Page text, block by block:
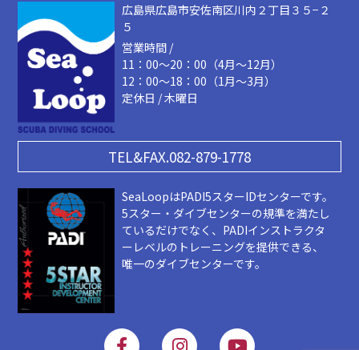
広島県広島市安佐南区川内２丁目３５−２
５
営業時間 /
11：00～20：00（4月～12月）
12：00～18：00（1月～3月）
定休日 / 木曜日
TEL&FAX.082-879-1778
SeaLoopはPADI5スターIDセンターです。
5スター・ダイブセンターの規準を満たし
ているだけでなく、PADIインストラクタ
ーレベルのトレーニングを提供できる、
唯一のダイブセンターです。
F I Y